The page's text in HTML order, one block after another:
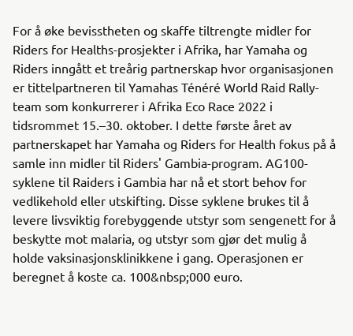
For å øke bevisstheten og skaffe tiltrengte midler for
Riders for Healths-prosjekter i Afrika, har Yamaha og
Riders inngått et treårig partnerskap hvor organisasjonen
er tittelpartneren til Yamahas Ténéré World Raid Rally-
team som konkurrerer i Afrika Eco Race 2022 i
tidsrommet 15.–30. oktober. I dette første året av
partnerskapet har Yamaha og Riders for Health fokus på å
samle inn midler til Riders' Gambia-program. AG100-
syklene til Raiders i Gambia har nå et stort behov for
vedlikehold eller utskifting. Disse syklene brukes til å
levere livsviktig forebyggende utstyr som sengenett for å
beskytte mot malaria, og utstyr som gjør det mulig å
holde vaksinasjonsklinikkene i gang. Operasjonen er
beregnet å koste ca. 100&nbsp;000 euro.